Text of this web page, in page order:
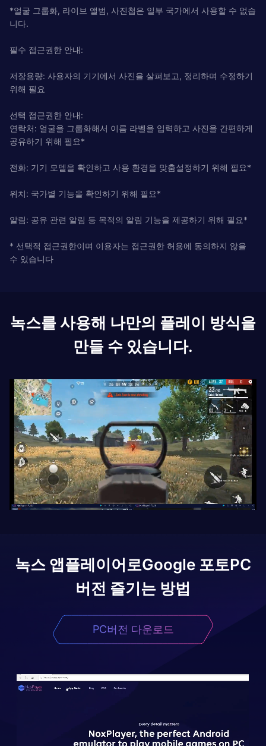
*얼굴 그룹화, 라이브 앨범, 사진첩은 일부 국가에서 사용할 수 없습
니다.
필수 접근권한 안내:
저장용량: 사용자의 기기에서 사진을 살펴보고, 정리하며 수정하기
위해 필요
선택 접근권한 안내:
연락처: 얼굴을 그룹화해서 이름 라벨을 입력하고 사진을 간편하게
공유하기 위해 필요*
전화: 기기 모델을 확인하고 사용 환경을 맞춤설정하기 위해 필요*
위치: 국가별 기능을 확인하기 위해 필요*
알림: 공유 관련 알림 등 목적의 알림 기능을 제공하기 위해 필요*
* 선택적 접근권한이며 이용자는 접근권한 허용에 동의하지 않을
수 있습니다
녹스를 사용해 나만의 플레이 방식을
만들 수 있습니다.
녹스 앱플레이어로Google 포토PC
버전 즐기는 방법
PC버전 다운로드